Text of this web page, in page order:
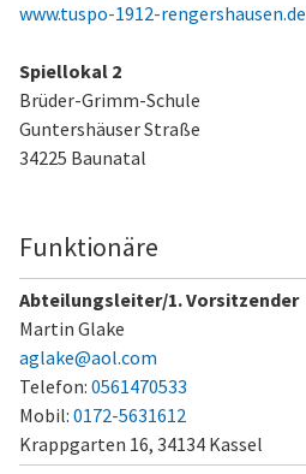
www.tuspo-1912-rengershausen.de
Spiellokal 2
Brüder-Grimm-Schule
Guntershäuser Straße
34225 Baunatal
Funktionäre
Abteilungsleiter/1. Vorsitzender
Martin Glake
aglake@aol.com
Telefon: 0561470533
Mobil: 0172-5631612
Krappgarten 16, 34134 Kassel